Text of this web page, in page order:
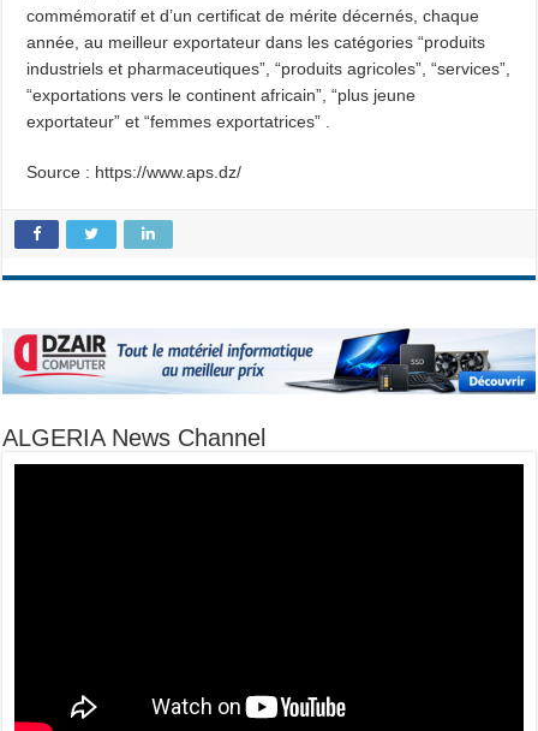
commémoratif et d’un certificat de mérite décernés, chaque
année, au meilleur exportateur dans les catégories “produits
industriels et pharmaceutiques”, “produits agricoles”, “services”,
“exportations vers le continent africain”, “plus jeune
exportateur” et “femmes exportatrices” .
Source : https://www.aps.dz/
ALGERIA News Channel